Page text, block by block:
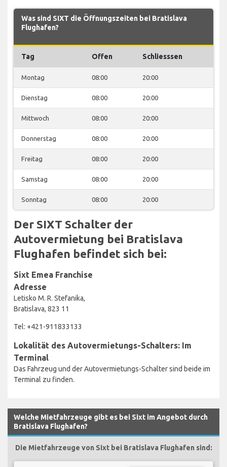
Was sind SIXT die Öffnungszeiten bei Bratislava
Flughafen?
Tag Offen Schliesssen
Montag 08:00 20:00
Dienstag 08:00 20:00
Mittwoch 08:00 20:00
Donnerstag 08:00 20:00
Freitag 08:00 20:00
Samstag 08:00 20:00
Sonntag 08:00 20:00
Der SIXT Schalter der
Autovermietung bei Bratislava
Flughafen befindet sich bei:
Sixt Emea Franchise
Adresse
Letisko M. R. Stefanika,
Bratislava, 823 11
Tel: +421-911833133
Lokalität des Autovermietungs-Schalters: Im
Terminal
Das Fahrzeug und der Autovermietungs-Schalter sind beide im
Terminal zu finden.
Welche Mietfahrzeuge gibt es bei Sixt im Angebot durch
Bratislava Flughafen?
Die Mietfahrzeuge von Sixt bei Bratislava Flughafen sind: